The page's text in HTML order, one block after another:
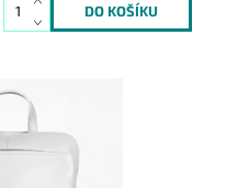
až střední velikosti,
dá nosit i jako